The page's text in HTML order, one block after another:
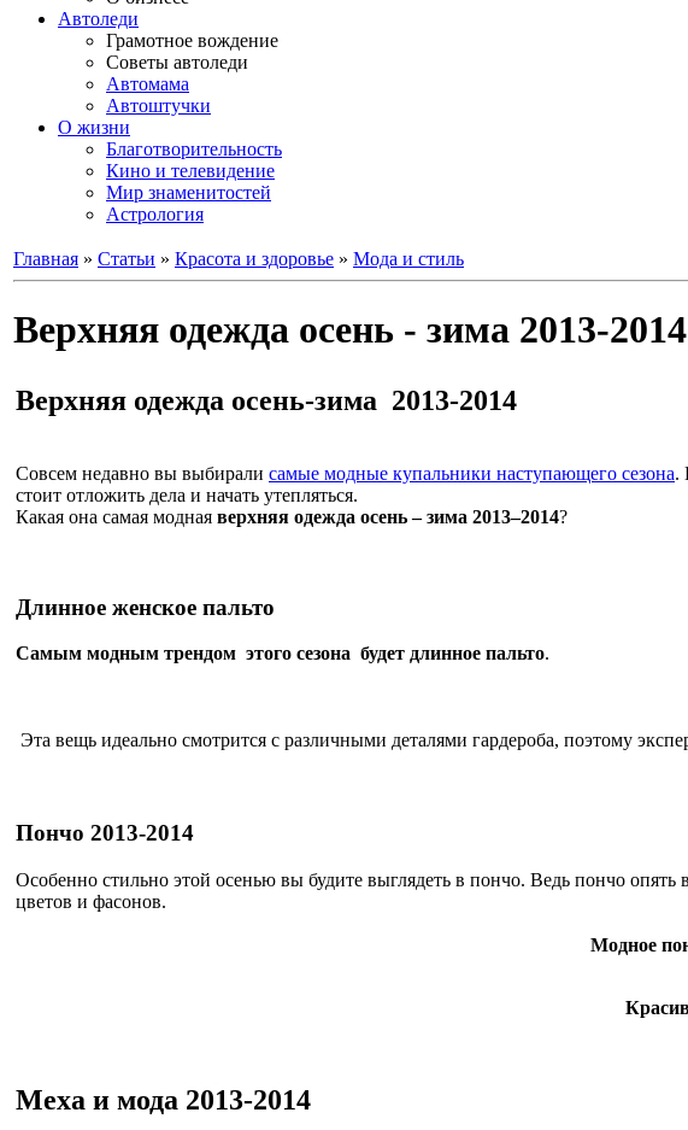
Автоледи
Грамотное вождение
Советы автоледи
Автомама
Автоштучки
О жизни
Благотворительность
Кино и телевидение
Мир знаменитостей
Астрология
Главная » Статьи » Красота и здоровье » Мода и стиль
Верхняя одежда осень - зима 2013-
Верхняя одежда осень-зима 2013-2014
Совсем недавно вы выбирали cамые модные купальники наступающего сезона.
стоит отложить дела и начать утепляться.
Какая она самая модная верхняя одежда осень – зима 2013–2014?
Длинное женское пальто
Самым модным трендом этого сезона будет длинное пальто.
Эта вещь идеально смотрится с различными деталями гардероба, поэтому
Пончо 2013-2014
Особенно стильно этой осенью вы будите выглядеть в пончо. Ведь пончо опять
цветов и фасонов.
Модное
Меха и мода 2013-2014